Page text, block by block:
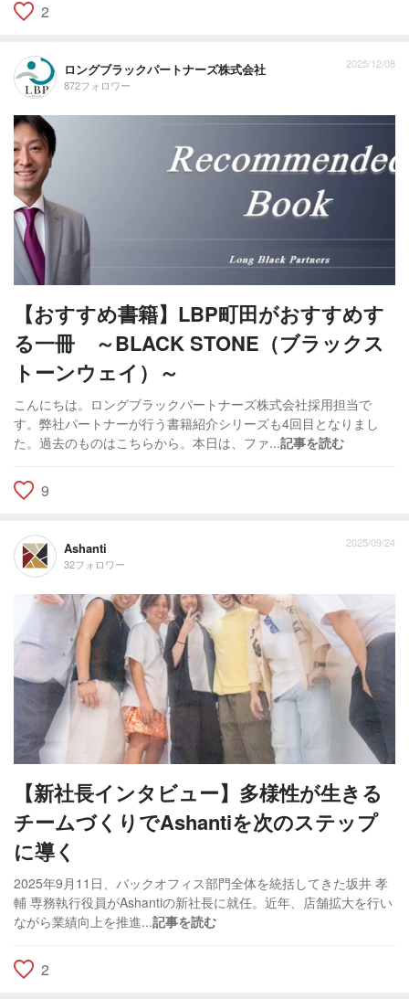
2
ロングブラックパートナーズ株式会社
872フォロワー
2025/12/08
【おすすめ書籍】LBP町田がおすすめす
る一冊 ～BLACK STONE（ブラックス
トーンウェイ）～
こんにちは。ロングブラックパートナーズ株式会社採用担当で
す。弊社パートナーが行う書籍紹介シリーズも4回目となりまし
た。過去のものはこちらから。本日は、ファ...記事を読む
9
Ashanti
32フォロワー
2025/09/24
【新社長インタビュー】多様性が生きる
チームづくりでAshantiを次のステップ
に導く
2025年9月11日、バックオフィス部門全体を統括してきた坂井 孝
輔 専務執行役員がAshantiの新社長に就任。近年、店舗拡大を行い
ながら業績向上を推進...記事を読む
2